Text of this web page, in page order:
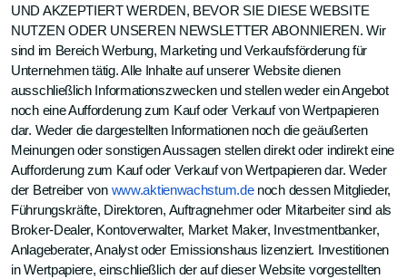
UND AKZEPTIERT WERDEN, BEVOR SIE DIESE WEBSITE
NUTZEN ODER UNSEREN NEWSLETTER ABONNIEREN. Wir
sind im Bereich Werbung, Marketing und Verkaufsförderung für
Unternehmen tätig. Alle Inhalte auf unserer Website dienen
ausschließlich Informationszwecken und stellen weder ein Angebot
noch eine Aufforderung zum Kauf oder Verkauf von Wertpapieren
dar. Weder die dargestellten Informationen noch die geäußerten
Meinungen oder sonstigen Aussagen stellen direkt oder indirekt eine
Aufforderung zum Kauf oder Verkauf von Wertpapieren dar. Weder
der Betreiber von www.aktienwachstum.denoch dessen Mitglieder,
Führungskräfte, Direktoren, Auftragnehmer oder Mitarbeiter sind als
Broker-Dealer, Kontoverwalter, Market Maker, Investmentbanker,
Anlageberater, Analyst oder Emissionshaus lizenziert. Investitionen
in Wertpapiere, einschließlich der auf dieser Website vorgestellten